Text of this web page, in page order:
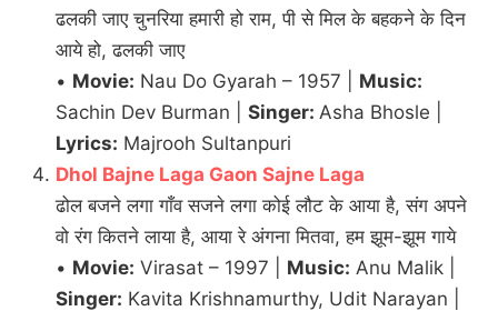
ढलकी जाए चुनरिया हमारी हो राम, पी से मिल के बहकने के दिन
आये हो, ढलकी जाए
• Movie: Nau Do Gyarah – 1957 | Music:
Sachin Dev Burman | Singer: Asha Bhosle |
Lyrics: Majrooh Sultanpuri
Dhol Bajne Laga Gaon Sajne Laga
ढोल बजने लगा गाँव सजने लगा कोई लौट के आया है, संग अपने
वो रंग कितने लाया है, आया रे अंगना मितवा, हम झूम-झूम गाये
• Movie: Virasat – 1997 | Music: Anu Malik |
Singer: Kavita Krishnamurthy, Udit Narayan |